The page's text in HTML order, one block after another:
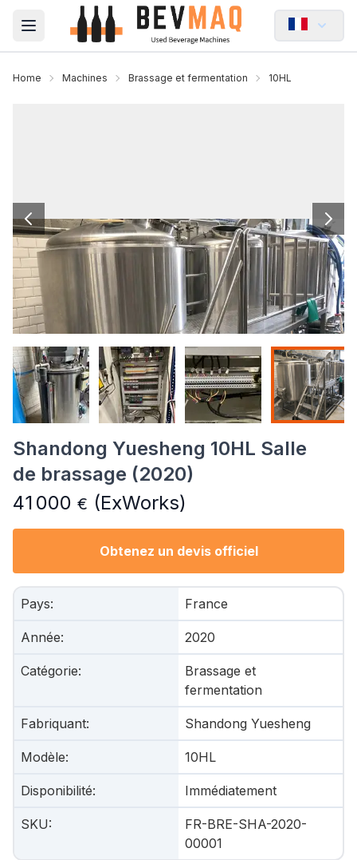
Open main menu
Home Machines Brassage et fermentation 10HL
Shandong Yuesheng 10HL Salle
de brassage (2020)
41 000 € (ExWorks)
Obtenez un devis officiel
Pays: France
Année: 2020
Catégorie:
Brassage et
fermentation
Fabriquant: Shandong Yuesheng
Modèle: 10HL
Disponibilité: Immédiatement
SKU:
FR-BRE-SHA-2020-
00001